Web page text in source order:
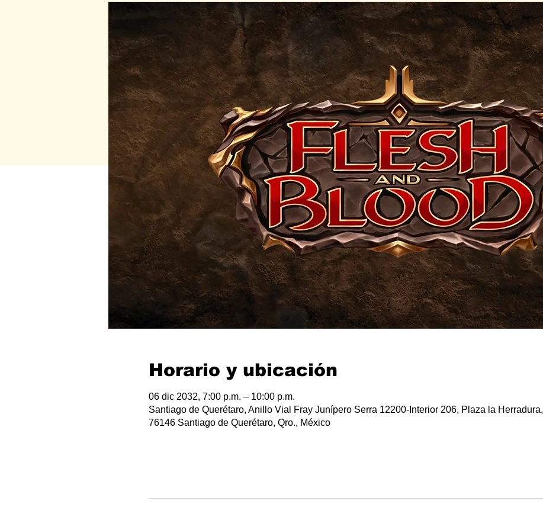
Horario y ubicación
06 dic 2032, 7:00 p.m. – 10:00 p.m.
Santiago de Querétaro, Anillo Vial Fray Junípero Serra 12200-Interior 206, Plaza la Herradura,
76146 Santiago de Querétaro, Qro., México